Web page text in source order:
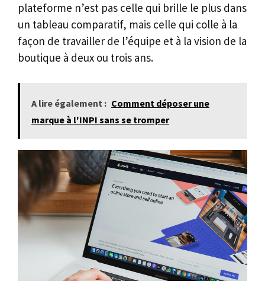
plateforme n’est pas celle qui brille le plus dans
un tableau comparatif, mais celle qui colle à la
façon de travailler de l’équipe et à la vision de la
boutique à deux ou trois ans.
A lire également : Comment déposer une
marque à l'INPI sans se tromper